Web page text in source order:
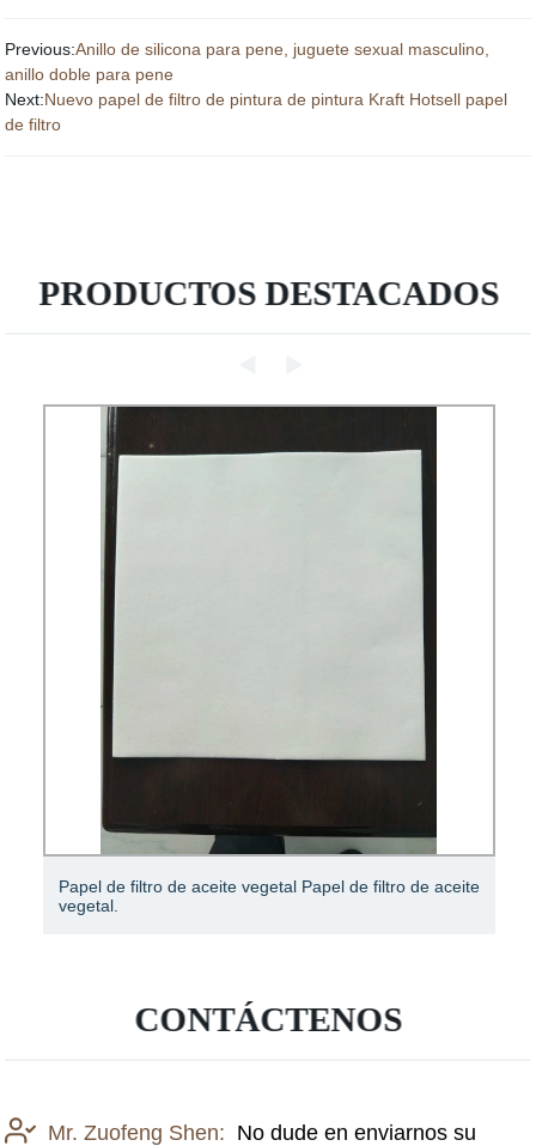
Previous:Anillo de silicona para pene, juguete sexual masculino,
anillo doble para pene
Next:Nuevo papel de filtro de pintura de pintura Kraft Hotsell papel
de filtro
PRODUCTOS DESTACADOS
Papel de filtro de aceite vegetal Papel de filtro de aceite
vegetal.
CONTÁCTENOS
Mr. Zuofeng Shen: No dude en enviarnos su